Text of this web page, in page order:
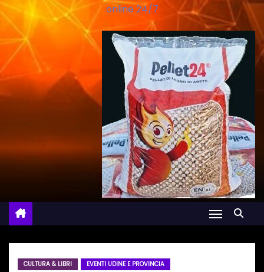
online 24/7
CULTURA & LIBRI EVENTI UDINE E PROVINCIA